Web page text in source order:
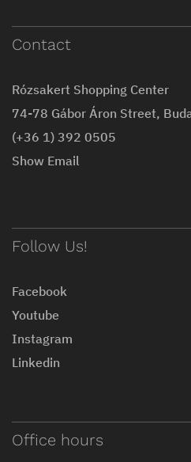
Contact
Rózsakert Shopping Center
74-78 Gábor Áron Street,
(+36 1) 392 0505
Show Email
Follow Us!
Facebook
Youtube
Instagram
Linkedin
Office hours